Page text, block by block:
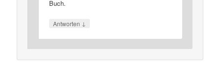
Buch.
Antworten ↓